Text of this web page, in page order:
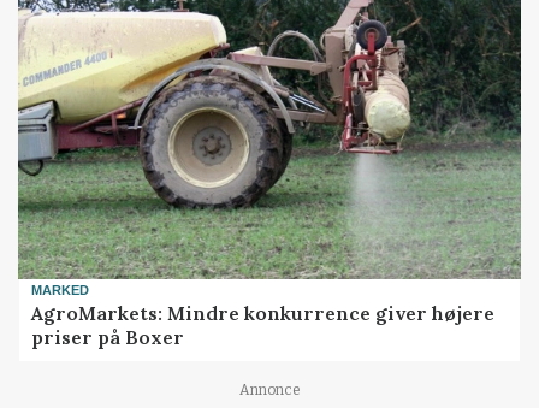
MARKED
AgroMarkets: Mindre konkurrence giver højere
priser på Boxer
Annonce